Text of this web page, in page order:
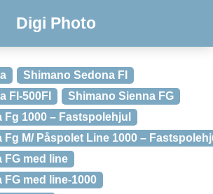
Digi Photo
Shimano Sedona FI
FI-500FI
Shimano Sienna FG
1000 – Fastspolehjul
Fg M/ Påspolet Line 1000 –
FG med line
med line-1000